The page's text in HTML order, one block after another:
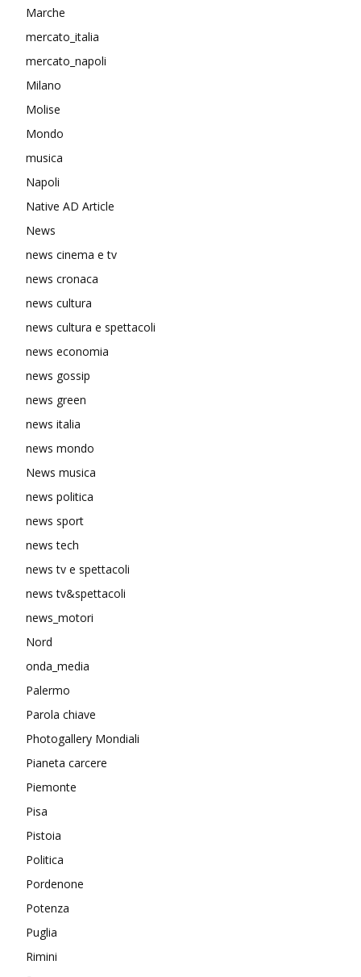
Marche
mercato_italia
mercato_napoli
Milano
Molise
Mondo
musica
Napoli
Native AD Article
News
news cinema e tv
news cronaca
news cultura
news cultura e spettacoli
news economia
news gossip
news green
news italia
news mondo
News musica
news politica
news sport
news tech
news tv e spettacoli
news tv&spettacoli
news_motori
Nord
onda_media
Palermo
Parola chiave
Photogallery Mondiali
Pianeta carcere
Piemonte
Pisa
Pistoia
Politica
Pordenone
Potenza
Puglia
Rimini